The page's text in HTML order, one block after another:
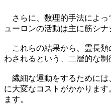
さらに、数理的手法によっ
ューロンの活動は主に筋シ
これらの結果から、霊長類
わされるという、二層的な
繊細な運動をするためには
に大変なコストがかかりま
ます。